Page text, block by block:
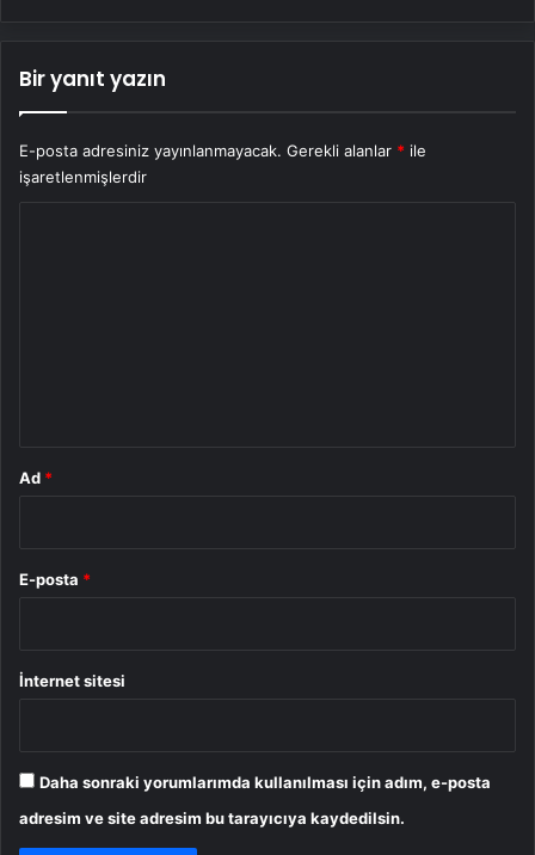
Bir yanıt yazın
E-posta adresiniz yayınlanmayacak. Gerekli alanlar * ile
işaretlenmişlerdir
Ad *
E-posta *
İnternet sitesi
Daha sonraki yorumlarımda kullanılması için adım, e-posta
adresim ve site adresim bu tarayıcıya kaydedilsin.